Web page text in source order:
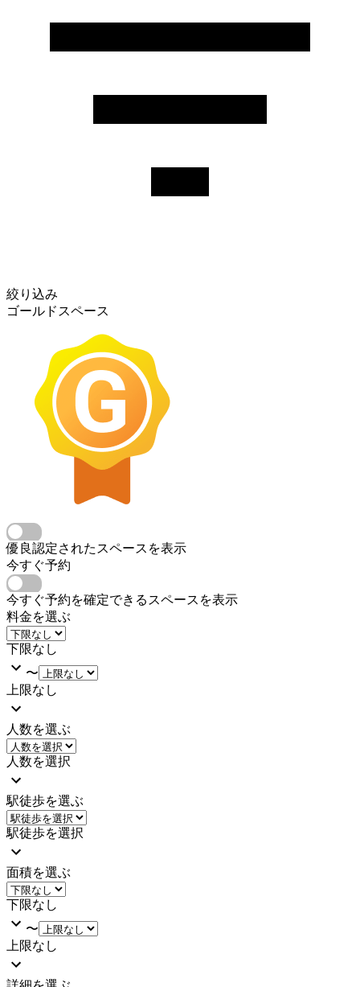
絞り込み
ゴールドスペース
優良認定されたスペースを表示
今すぐ予約
今すぐ予約を確定できるスペースを表示
料金を選ぶ
下限なし
〜
上限なし
人数を選ぶ
人数を選択
駅徒歩を選ぶ
駅徒歩を選択
面積を選ぶ
下限なし
〜
上限なし